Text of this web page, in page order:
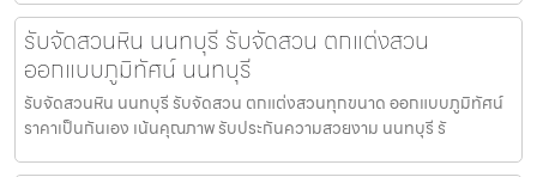
รับจัดสวนหิน นนทบุรี รับจัดสวน ตกแต่งสวน
ออกแบบภูมิทัศน์ นนทบุรี
รับจัดสวนหิน นนทบุรี รับจัดสวน ตกแต่งสวนทุกขนาด ออกแบบภูมิทัศน์
ราคาเป็นกันเอง เน้นคุณภาพ รับประกันความสวยงาม นนทบุรี รั